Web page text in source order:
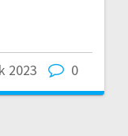
2023 0